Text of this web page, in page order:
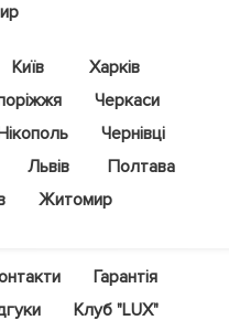
Київ
Харків
Черкаси
Чернівці
Львів
Полтава
Житомир
Гарантія
Клуб "LUX"